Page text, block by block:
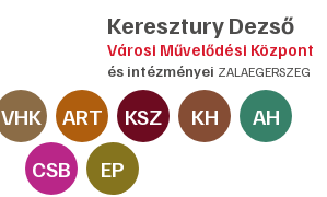
Keresztury Dezső
Városi Művelődési Központ
és intézményei ZALAEGERSZEG
VHK ART KSZ KH
AH
CSB
EP